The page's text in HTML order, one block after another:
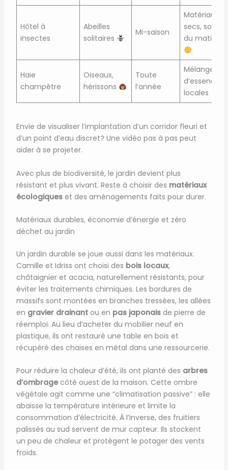
Hôtel à
insectes
Abeilles
solitaires
Mi-saison
Matériaux
secs, soleil
du matin
Haie
champêtre
Oiseaux,
hérissons
Toute
l’année
Mélange
d’essences
locales
Envie de visualiser l’implantation d’un corridor fleuri et
d’un point d’eau discret? Une vidéo pas à pas peut
aider à se projeter.
Avec plus de biodiversité, le jardin devient plus
résistant et plus vivant. Reste à choisir des matériaux
écologiqueset des aménagements faits pour durer.
Matériaux durables, économie d’énergie et zéro
déchet au jardin
Un jardin durable se joue aussi dans les matériaux.
Camille et Idriss ont choisi des bois locaux,
châtaignier et acacia, naturellement résistants, pour
éviter les traitements chimiques. Les bordures de
massifs sont montées en branches tressées, les allées
en gravier drainantou en pas japonaisde pierre de
réemploi. Au lieu d’acheter du mobilier neuf en
plastique, ils ont restauré une table en bois et
récupéré des chaises en métal dans une ressourcerie.
Pour réduire la chaleur d’été, ils ont planté des arbres
d’ombragecôté ouest de la maison. Cette ombre
végétale agit comme une “climatisation passive” : elle
abaisse la température intérieure et limite la
consommation d’électricité. À l’inverse, des fruitiers
palissés au sud servent de mur capteur. Ils stockent
un peu de chaleur et protègent le potager des vents
froids.